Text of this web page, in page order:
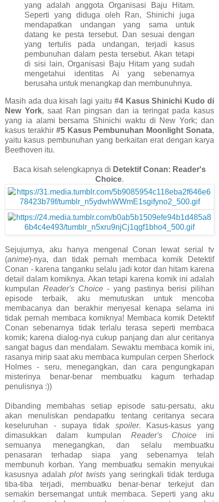
yang adalah anggota Organisasi Baju Hitam.
Seperti yang diduga oleh Ran, Shinichi juga
mendapatkan undangan yang sama untuk
datang ke pesta tersebut. Dan sesuai dengan
yang tertulis pada undangan, terjadi kasus
pembunuhan dalam pesta tersebut. Akan tetapi
di sisi lain, Organisasi Baju Hitam yang sudah
mengetahui identitas Ai yang sebenarnya
berusaha untuk menangkap dan membunuhnya.
Masih ada dua kisah lagi yaitu #4 Kasus Shinichi Kudo di
New York, saat Ran pingsan dan ia teringat pada kasus
yang ia alami bersama Shinichi waktu di New York; dan
kasus terakhir#5 Kasus Pembunuhan Moonlight Sonata,
yaitu kasus pembunuhan yang berkaitan erat dengan karya
Beethoven itu.
Baca kisah selengkapnya di Detektif Conan: Reader's
Choice.
Sejujurnya, aku hanya mengenal Conan lewat serial tv
(anime)-nya, dan tidak pernah membaca komik Detektif
Conan - karena tanganku selalu jadi kotor dan hitam karena
detail dalam komiknya. Akan tetapi karena komik ini adalah
kumpulan Reader's Choice - yang pastinya berisi pilihan
episode terbaik, aku memutuskan untuk mencoba
membacanya dan berakhir menyesal kenapa selama ini
tidak pernah membaca komiknya! Membaca komik Detektif
Conan sebenarnya tidak terlalu terasa seperti membaca
komik; karena dialog-nya cukup panjang dan alur ceritanya
sangat bagus dan mendalam. Sewaktu membaca komik ini,
rasanya mirip saat aku membaca kumpulan cerpen Sherlock
Holmes - seru, menegangkan, dan cara pengungkapan
misterinya benar-benar membuatku kagum terhadap
penulisnya :))
Dibanding membahas setiap episode satu-persatu, aku
akan menuliskan pendapatku tentang ceritanya secara
keseluruhan - supaya tidak spoiler. Kasus-kasus yang
dimasukkan dalam kumpulan Reader's Choiceini
semuanya menegangkan, dan selalu membuatku
penasaran terhadap siapa yang sebenarnya telah
membunuh korban. Yang membuatku semakin menyukai
kasusnya adalahplot twistsyang seringkali tidak terduga
tiba-tiba terjadi, membuatku benar-benar terkejut dan
semakin bersemangat untuk membaca. Seperti yang aku